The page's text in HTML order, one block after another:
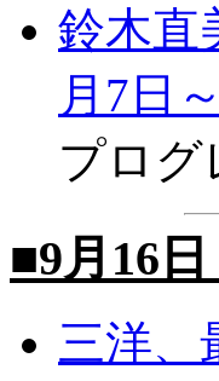
鈴木直
月7日
プログ
■9月16日
三洋、